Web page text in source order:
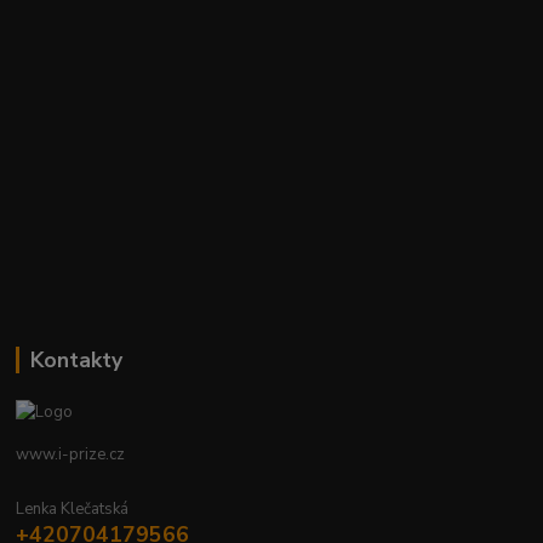
Kontakty
www.i-prize.cz
Lenka Klečatská
+420704179566